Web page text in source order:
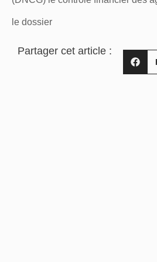
le dossier
Partager cet article :